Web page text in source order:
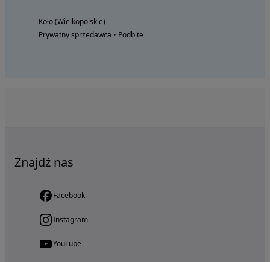
Koło (Wielkopolskie)
Prywatny sprzedawca • Podbite
Znajdź nas
Facebook
Instagram
YouTube